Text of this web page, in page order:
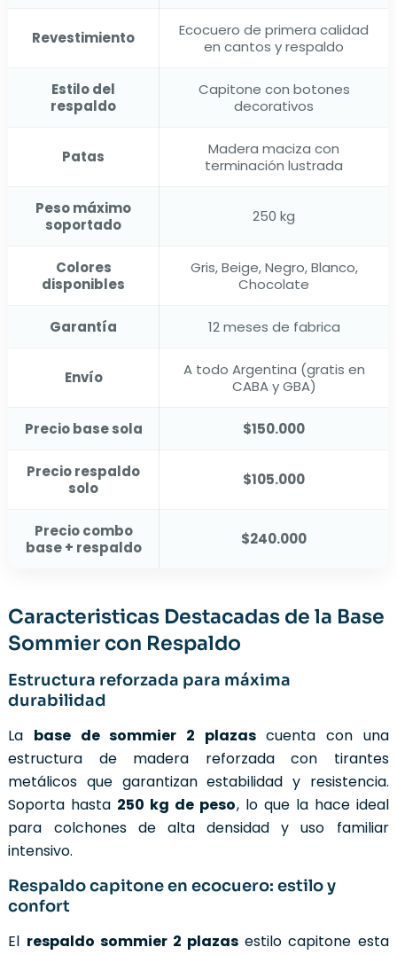
Revestimiento
Ecocuero de primera calidad
en cantos y respaldo
Estilo del
respaldo
Capitone con botones
decorativos
Patas
Madera maciza con
terminación lustrada
Peso máximo
soportado
250 kg
Colores
disponibles
Gris, Beige, Negro, Blanco,
Chocolate
Garantía 12 meses de fabrica
Envío
A todo Argentina (gratis en
CABA y GBA)
Precio base sola $150.000
Precio respaldo
solo
$105.000
Precio combo
base + respaldo
$240.000
Caracteristicas Destacadas de la Base
Sommier con Respaldo
Estructura reforzada para máxima
durabilidad
La base de sommier 2 plazascuenta con una
estructura de madera reforzada con tirantes
metálicos que garantizan estabilidad y resistencia.
Soporta hasta 250 kg de peso, lo que la hace ideal
para colchones de alta densidad y uso familiar
intensivo.
Respaldo capitone en ecocuero: estilo y
confort
El respaldo sommier 2 plazas estilo capitone esta